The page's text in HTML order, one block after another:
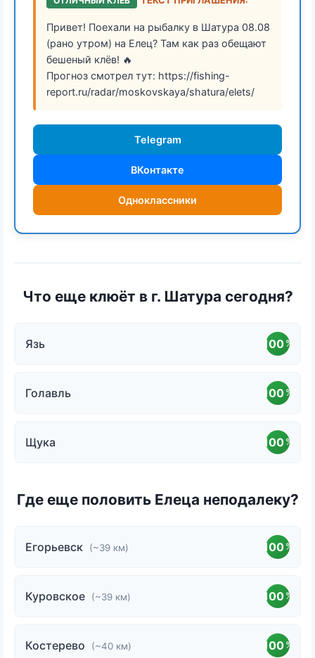
Привет! Поехали на рыбалку в Шатура 08.08
(рано утром) на Елец? Там как раз обещают
бешеный клёв! 🔥
Прогноз смотрел тут: https://fishing-
report.ru/radar/moskovskaya/shatura/elets/
Telegram
ВКонтакте
Одноклассники
Что еще клюёт в г. Шатура сегодня?
Язь 100 %
Голавль 100 %
Щука 100 %
Где еще половить Елеца неподалеку?
Егорьевск (~39 км) 100 %
Куровское (~39 км) 100 %
Костерево (~40 км) 100 %